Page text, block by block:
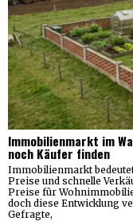
Immobilienmarkt im
noch Käufer finden
Immobilienmarkt
Preise und schnelle
Preise für
doch diese Entwicklung
Gefragte,